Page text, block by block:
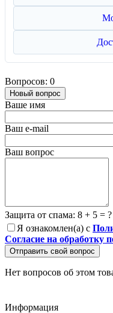
Вопросов: 0
Новый вопрос
Ваше имя
Ваш e-mail
Ваш вопрос
Защита от спама: 8 + 5 = ?
Я ознакомлен(а) с
Согласие на обработку
Отправить свой вопрос
Нет вопросов об этом
Информация